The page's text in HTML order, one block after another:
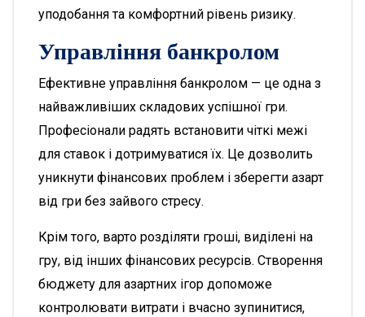
уподобання та комфортний рівень ризику.
Управління банкролом
Ефективне управління банкролом — це одна з
найважливіших складових успішної гри.
Професіонали радять встановити чіткі межі
для ставок і дотримуватися їх. Це дозволить
уникнути фінансових проблем і зберегти азарт
від гри без зайвого стресу.
Крім того, варто розділяти гроші, виділені на
гру, від інших фінансових ресурсів. Створення
бюджету для азартних ігор допоможе
контролювати витрати і вчасно зупинитися,